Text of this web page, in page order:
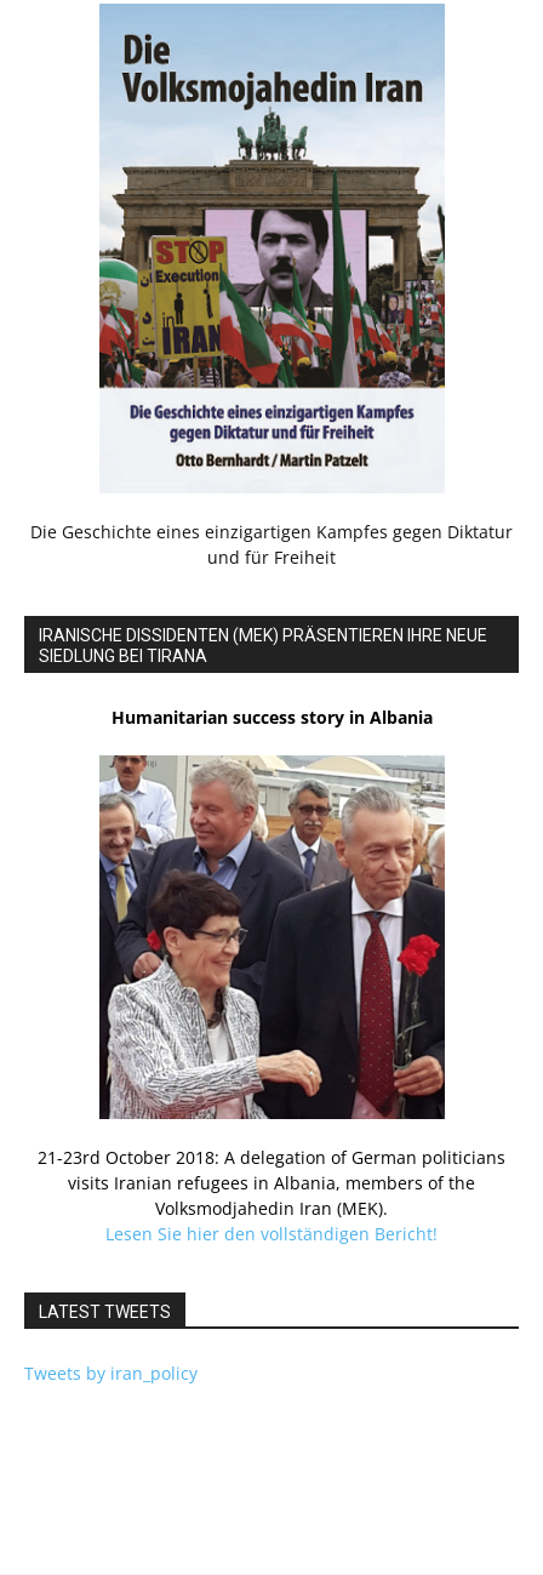
Die Geschichte eines einzigartigen Kampfes gegen Diktatur
und für Freiheit
IRANISCHE DISSIDENTEN (MEK) PRÄSENTIEREN IHRE NEUE
SIEDLUNG BEI TIRANA
Humanitarian success story in Albania
21-23rd October 2018: A delegation of German politicians
visits Iranian refugees in Albania, members of the
Volksmodjahedin Iran (MEK).
Lesen Sie hier den vollständigen Bericht!
LATEST TWEETS
Tweets by iran_policy